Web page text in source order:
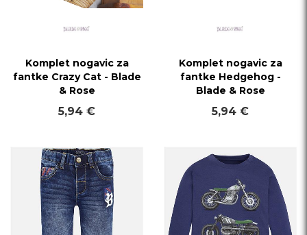
Komplet nogavic za
fantke Crazy Cat - Blade
& Rose
5,94 €
Komplet nogavic za
fantke Hedgehog -
Blade & Rose
5,94 €